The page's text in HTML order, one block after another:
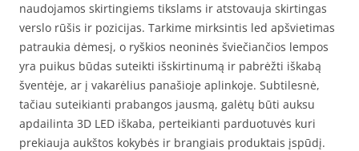
naudojamos skirtingiems tikslams ir atstovauja skirtingas
verslo rūšis ir pozicijas. Tarkime mirksintis led apšvietimas
patraukia dėmesį, o ryškios neoninės šviečiančios lempos
yra puikus būdas suteikti išskirtinumą ir pabrėžti iškabą
šventėje, ar į vakarėlius panašioje aplinkoje. Subtilesnė,
tačiau suteikianti prabangos jausmą, galėtų būti auksu
apdailinta 3D LED iškaba, perteikianti parduotuvės kuri
prekiauja aukštos kokybės ir brangiais produktais įspūdį.